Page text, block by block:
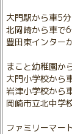
大門駅から車5分
北岡崎から車で
豊田東インター
まこと幼稚園か
大門小学校から
岩津小学校から
岡崎市立北中学
ファミリーマー